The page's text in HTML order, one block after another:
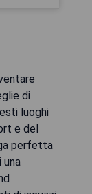
di
luoghi
e del
perfetta
una